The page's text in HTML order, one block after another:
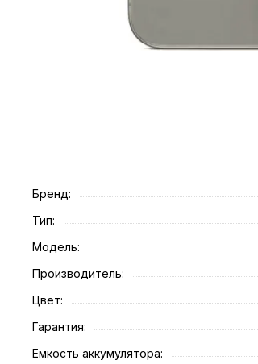
Бренд:
Тип:
Модель:
Производитель:
Цвет:
Гарантия:
Емкость аккумулятора: